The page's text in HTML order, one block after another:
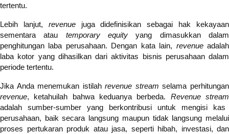
tertentu.
Lebih lanjut, revenue juga didefinisikan sebagai hak kekayaan
sementara atau temporary equity yang dimasukkan dalam
penghitungan laba perusahaan. Dengan kata lain, revenueadalah
laba kotor yang dihasilkan dari aktivitas bisnis perusahaan dalam
periode tertentu.
Jika Anda menemukan istilahrevenue stream selama perhitungan
revenue, ketahuilah bahwa keduanya berbeda. Revenue stream
adalah sumber-sumber yang berkontribusi untuk mengisi kas
perusahaan, baik secara langsung maupun tidak langsung melalui
proses pertukaran produk atau jasa, seperti hibah, investasi, dan